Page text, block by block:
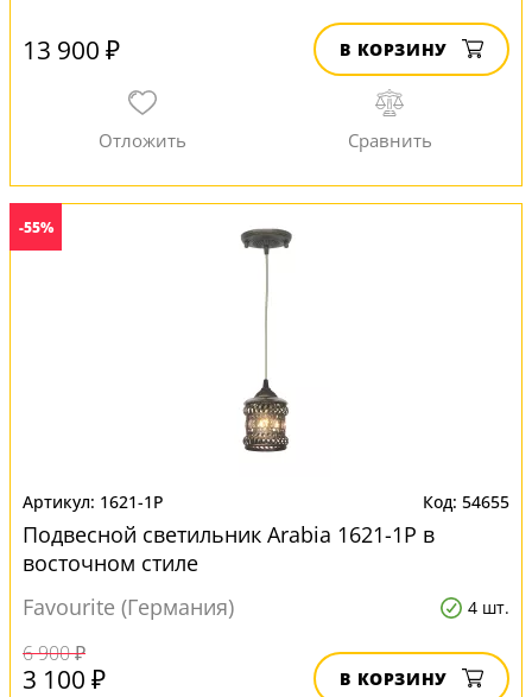
13 900 ₽ В КОРЗИНУ
-55%
1621-1P 54655
Подвесной светильник Arabia 1621-1P в
восточном стиле
Favourite (Германия)
4 шт.
6 900 ₽
3 100 ₽ В КОРЗИНУ